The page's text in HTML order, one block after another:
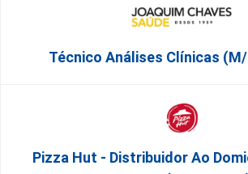
Técnico Análises Clínicas
Pizza Hut - Distribuidor Ao